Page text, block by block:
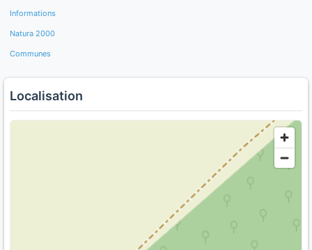
Informations
Natura 2000
Communes
Localisation